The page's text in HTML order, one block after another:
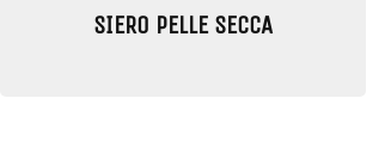
SIERO PELLE SECCA